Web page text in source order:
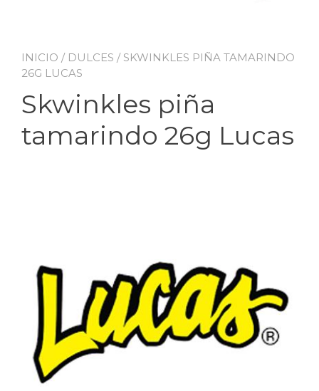
INICIO / DULCES / SKWINKLES PIÑA TAMARINDO
26G LUCAS
Skwinkles piña
tamarindo 26g Lucas